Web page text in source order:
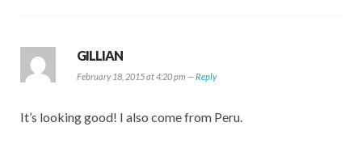
GILLIAN
February 18, 2015 at 4:20 pm —Reply
It’s looking good! I also come from Peru.